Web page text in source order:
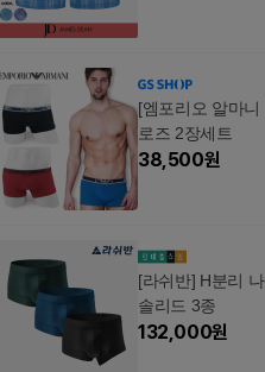
[엠포리오 알마
로즈 2장세트
38,500원
[라쉬반] H분리
솔리드 3종
132,000원